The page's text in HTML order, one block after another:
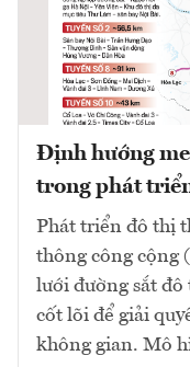
Định hướng
trong phát
Phát triển đô thị
thông công cộng
lưới đường sắt
cốt lõi để giải
không gian. Mô